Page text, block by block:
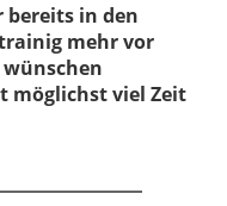
bereits in den
mehr vor
möglichst viel Zeit